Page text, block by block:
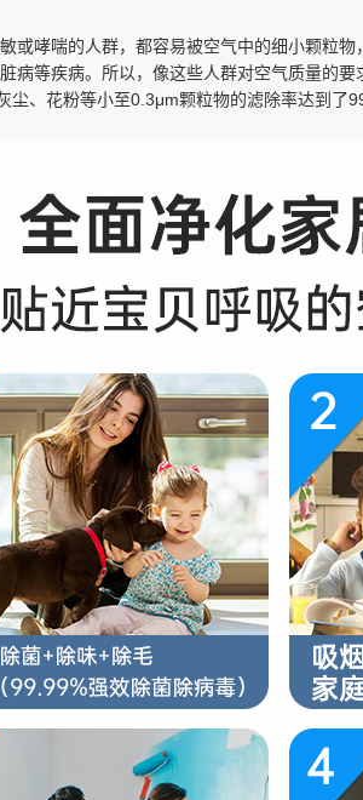
哮喘的人群，都容易被空气中的细小颗粒
病等疾病。所以，像这些人群对空气质量的
、花粉等小至0.3μm颗粒物的滤除率达到了